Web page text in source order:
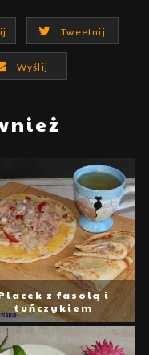
Tweetnij
Wyślij
z fasolą i
tuńczykiem